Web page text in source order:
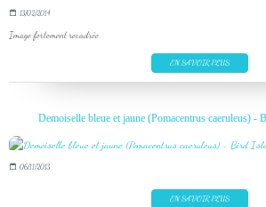
13/02/2014
Image fortement recadrée
EN SAVOIR PLUS
Demoiselle bleue et jaune (Pomacentrus caeruleus) -
06/11/2013
EN SAVOIR PLUS